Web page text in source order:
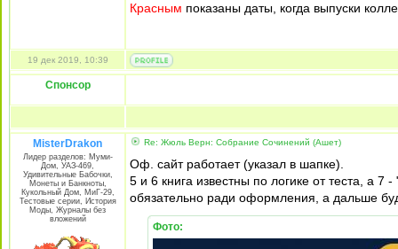
Красным показаны даты, когда выпуски
19 дек 2019, 10:39
Спонсор
MisterDrakon
Лидер разделов: Муми-
Дом, УАЗ-469,
Удивительные Бабочки,
Монеты и Банкноты,
Кукольный Дом, МиГ-29,
Тестовые серии, История
Моды, Журналы без
вложений
Re: Жюль Верн: Собрание Сочинений (Ашет)
Оф. сайт работает (указал в шапке).
5 и 6 книга известны по логике от теста, а
обязательно ради оформления, а дальше
Фото: